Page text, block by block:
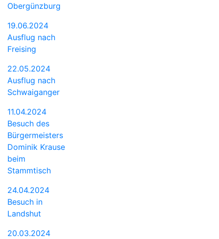
Obergünzburg
19.06.2024
Ausflug nach
Freising
22.05.2024
Ausflug nach
Schwaiganger
11.04.2024
Besuch des
Bürgermeisters
Dominik Krause
beim
Stammtisch
24.04.2024
Besuch in
Landshut
20.03.2024